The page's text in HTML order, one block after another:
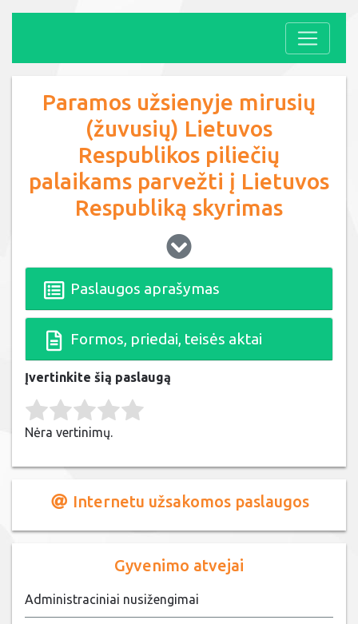
Paramos užsienyje mirusių
(žuvusių) Lietuvos
Respublikos piliečių
palaikams parvežti į Lietuvos
Respubliką skyrimas
Paslaugos aprašymas
Formos, priedai, teisės aktai
Įvertinkite šią paslaugą
Rate this item:
Nėra vertinimų.
Internetu užsakomos paslaugos
Gyvenimo atvejai
Administraciniai nusižengimai